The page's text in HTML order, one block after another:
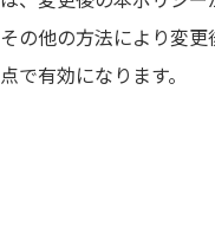
その他の方法により変
点で有効になります。